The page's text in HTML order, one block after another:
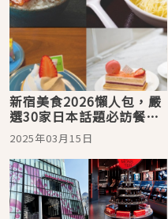
新宿美食2026懶人包，嚴
選30家日本話題必訪餐
廳，趕快加入口袋名單！
2025年03月15日